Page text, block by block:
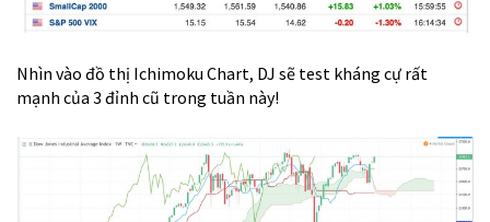
Nhìn vào đồ thị Ichimoku Chart, DJ sẽ test kháng cự rất
mạnh của 3 đỉnh cũ trong tuần này!